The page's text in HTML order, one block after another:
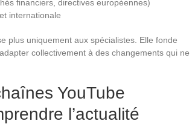
financiers, directives européennes)
internationale
plus uniquement aux spécialistes. Elle fonde
collectivement à des changements qui ne
YouTube
l’actualité